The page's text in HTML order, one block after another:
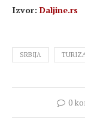
Izvor: Daljine.rs
SRBIJA
0